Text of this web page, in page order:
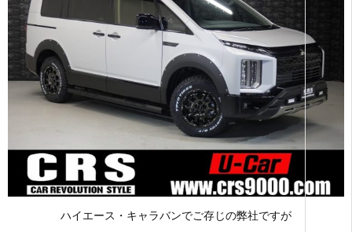
ハイエース・キャラバンでご存じの弊社ですが